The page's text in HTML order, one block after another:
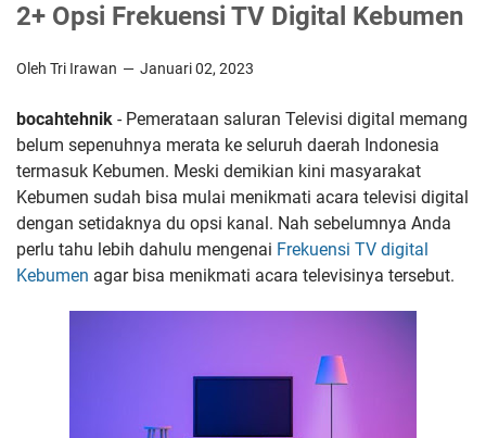
2+ Opsi Frekuensi TV Digital Kebumen
Oleh Tri Irawan Januari 02, 2023
bocahtehnik - Pemerataan saluran Televisi digital memang
belum sepenuhnya merata ke seluruh daerah Indonesia
termasuk Kebumen. Meski demikian kini masyarakat
Kebumen sudah bisa mulai menikmati acara televisi digital
dengan setidaknya du opsi kanal. Nah sebelumnya Anda
perlu tahu lebih dahulu mengenai Frekuensi TV digital
Kebumen agar bisa menikmati acara televisinya tersebut.